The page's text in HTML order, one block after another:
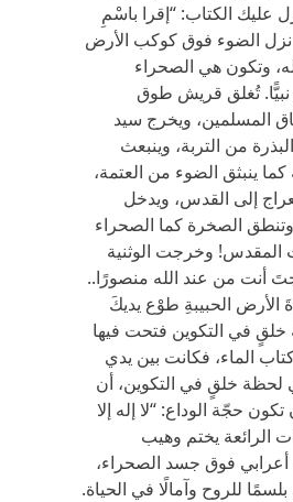
عليك الكتاب: “إقرا باسْمِ
الضوء فوق كوكب الأرض
وتكون هي الصحراء
تُغلق قريش طوق
المسلمين، ويخرج سيد
من التربة، وينبعث
ينبثق الضوء من العتمة،
إلى القدس، ويدخل
وتنطق الصخرة كما الصحراء
المقدس! وخرجت الوثنية
أنت من عند الله منصورًا..
الحبيبةِ طوْع يديكَ
في التكوين فتحت فيها
الماء، فكانت بين يدي
لحظة خلقٍ في التكوين، أن
حجّة الوداع: “لا إله إلا
الرائعة يختم وهيب
فوق جسد الصحراء،
بلسمًا للروح وآمالًا في الحياة.